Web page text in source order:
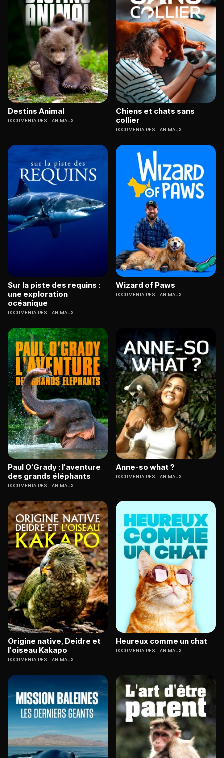
Destins Animal
DOCUMENTAIRES ANIMAUX
Chiens et chats sans
collier
DOCUMENTAIRES ANIMAUX
Sur la piste des requins :
une exploration
océanique
DOCUMENTAIRES ANIMAUX
Wizard of Paws
DOCUMENTAIRES ANIMAUX
Paul O'Grady : l'aventure
des grands éléphants
DOCUMENTAIRES ANIMAUX
Anne-so what ?
DOCUMENTAIRES ANIMAUX
Origine native, Deidre et
l'oiseau Kakapo
DOCUMENTAIRES ANIMAUX
Heureux comme un chat
DOCUMENTAIRES ANIMAUX